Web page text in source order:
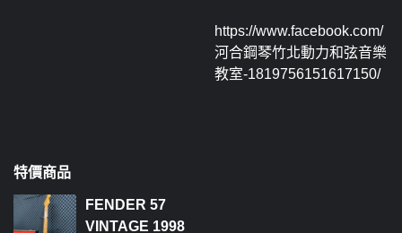
https://www.facebook.com/
河合鋼琴竹北動力和弦音樂
教室-1819756151617150/
特價商品
FENDER 57
VINTAGE 1998